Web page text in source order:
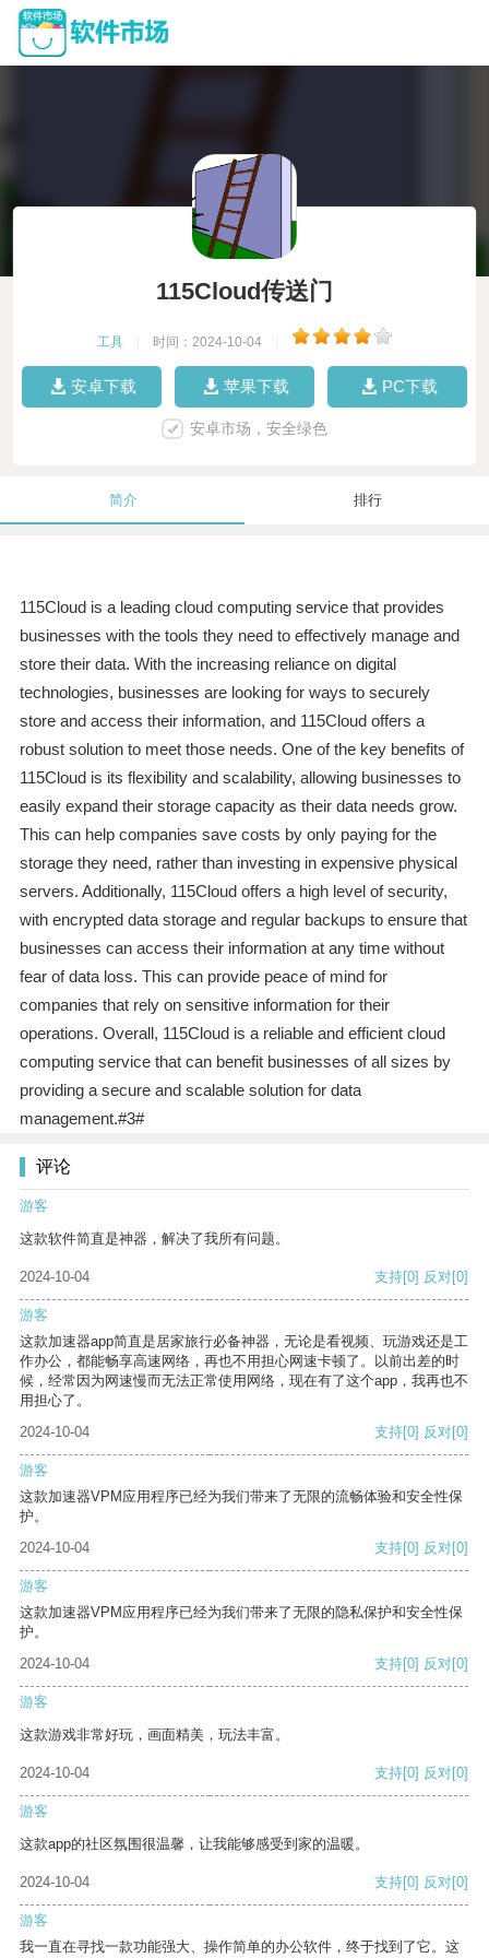
115Cloud传送门
工具 时间：2024-10-04
安卓下载 苹果下载 PC下载
安卓市场，安全绿色
简介 排行
115Cloud is a leading cloud computing service that provides
businesses with the tools they need to effectively manage and
store their data. With the increasing reliance on digital
technologies, businesses are looking for ways to securely
store and access their information, and 115Cloud offers a
robust solution to meet those needs. One of the key benefits of
115Cloud is its flexibility and scalability, allowing businesses to
easily expand their storage capacity as their data needs grow.
This can help companies save costs by only paying for the
storage they need, rather than investing in expensive physical
servers. Additionally, 115Cloud offers a high level of security,
with encrypted data storage and regular backups to ensure that
businesses can access their information at any time without
fear of data loss. This can provide peace of mind for
companies that rely on sensitive information for their
operations. Overall, 115Cloud is a reliable and efficient cloud
computing service that can benefit businesses of all sizes by
providing a secure and scalable solution for data
management.#3#
评论
游客
这款软件简直是神器，解决了我所有问题。
2024-10-04 支持[0] 反对[0]
游客
这款加速器app简直是居家旅行必备神器，无论是看视频、玩游戏还是工
作办公，都能畅享高速网络，再也不用担心网速卡顿了。以前出差的时
候，经常因为网速慢而无法正常使用网络，现在有了这个app，我再也不
用担心了。
2024-10-04
支持[0] 反对[0]
游客
这款加速器VPM应用程序已经为我们带来了无限的流畅体验和安全性保
护。
2024-10-04
支持[0] 反对[0]
游客
这款加速器VPM应用程序已经为我们带来了无限的隐私保护和安全性保
护。
2024-10-04
支持[0] 反对[0]
游客
这款游戏非常好玩，画面精美，玩法丰富。
2024-10-04 支持[0] 反对[0]
游客
这款app的社区氛围很温馨，让我能够感受到家的温暖。
2024-10-04 支持[0] 反对[0]
游客
我一直在寻找一款功能强大、操作简单的办公软件，终于找到了它。这